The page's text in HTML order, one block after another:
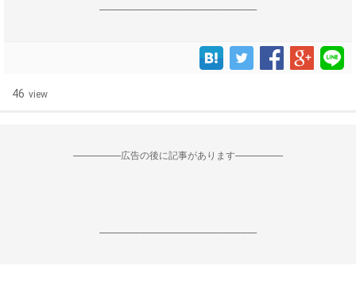
------------------------------------------------------------------
46 view
--------------------広告の後に記事があります--------------------
------------------------------------------------------------------